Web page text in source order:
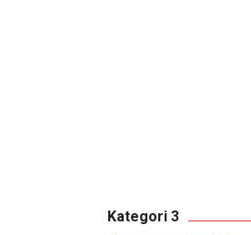
Kategori 3